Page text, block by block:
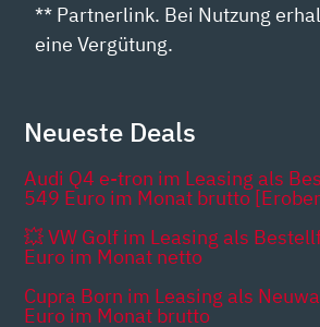
** Partnerlink. Bei Nutzung
eine Vergütung.
Neueste Deals
Audi Q4 e-tron im Leasing als
549 Euro im Monat brutto
💥 VW Golf im Leasing als
Euro im Monat netto
Cupra Born im Leasing als
Euro im Monat brutto